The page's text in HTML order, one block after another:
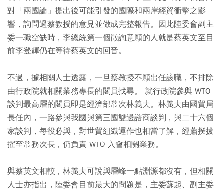
對「兩國論」提出後可能引發的國際和兩岸經貿衝擊之影
響，詢問過蔡教授的意見並做成完整報告。因此陸委會副主
委一職空缺時，李總統第一個徵詢意願的人就是蔡英文至目
前李登輝仍在等待蔡英文的回音。
不過，據相關人士透露，一旦蔡教授不願出任該職，不排除
由行政院就相關業務專長的閣員找尋。 就行政院參與 WTO
談判最高層的閣員即是經濟部常次林義夫。林義夫由國貿局
長任內，一路參與我國與第三國雙邊諮商談判，與二十六個
家談判，每役必與，對世貿組織運作也相當了解，經蕭揆拔
擢至常務次長，仍負責 WTO 入會相關業務。
與蔡英文相較，林義夫可說與層峰一點淵源都沒有，但相關
人士亦指出，陸委會目前最大的問題是，主委蘇起、副主委